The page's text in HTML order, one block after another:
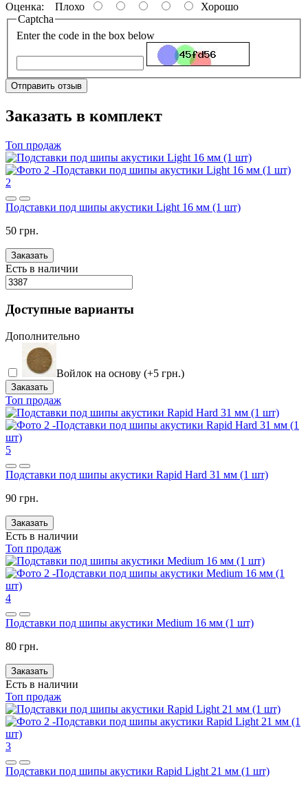
Оценка: Плохо
Хорошо
Captcha
Enter the code in the box below
Отправить отзыв
Заказать в комплект
Топ продаж
2
Подставки под шипы акустики Light 16 мм (1 шт)
50 грн.
Заказать
Есть в наличии
Доступные варианты
Дополнительно
Войлок на основу (+5 грн.)
Заказать
Топ продаж
5
Подставки под шипы акустики Rapid Hard 31 мм (1 шт)
90 грн.
Заказать
Есть в наличии
Топ продаж
4
Подставки под шипы акустики Medium 16 мм (1 шт)
80 грн.
Заказать
Есть в наличии
Топ продаж
3
Подставки под шипы акустики Rapid Light 21 мм (1 шт)